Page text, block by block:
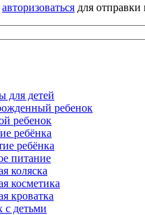
авторизоваться для отправки
для детей
ребенок
ребенок
ребёнка
ребёнка
питание
коляска
косметика
кроватка
с детьми